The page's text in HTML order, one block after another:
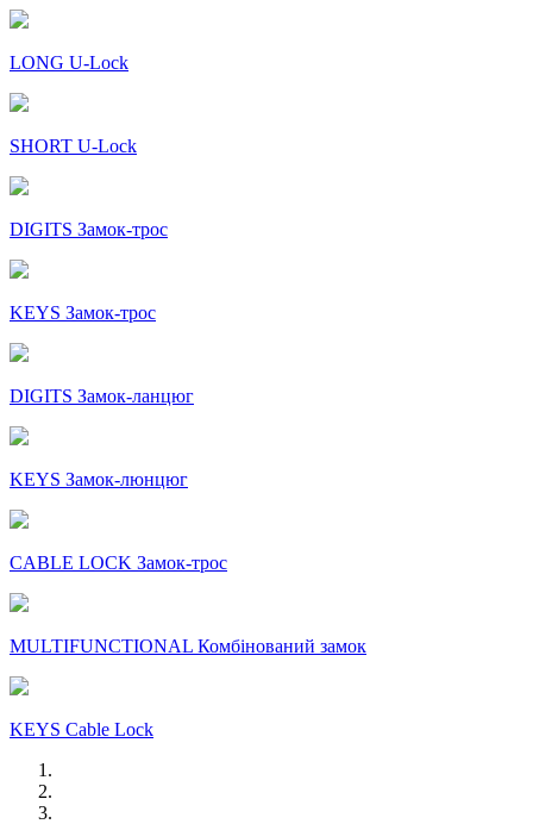
LONG U-Lock
SHORT U-Lock
DIGITS Замок-трос
KEYS Замок-трос
DIGITS Замок-ланцюг
KEYS Замок-люнцюг
CABLE LOCK Замок-трос
MULTIFUNCTIONAL Комбінований замок
KEYS Cable Lock